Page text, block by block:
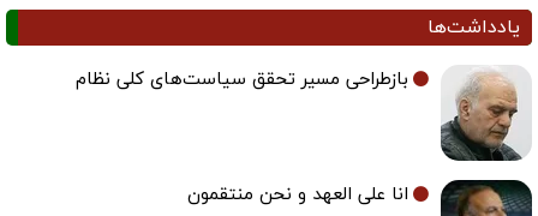
یادداشت‌ها
بازطراحی مسیر تحقق سیاست‌های کلی نظام
انا علی العهد و نحن منتقمون